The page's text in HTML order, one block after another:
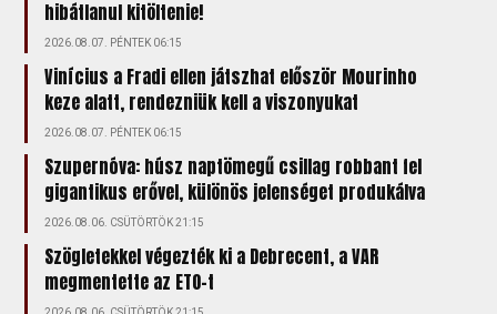
hibátlanul kitöltenie!
2026.08.07. PÉNTEK 06:15
Vinícius a Fradi ellen játszhat először Mourinho
keze alatt, rendezniük kell a viszonyukat
2026.08.07. PÉNTEK 06:15
Szupernóva: húsz naptömegű csillag robbant fel
gigantikus erővel, különös jelenséget produkálva
2026.08.06. CSÜTÖRTÖK 21:15
Szögletekkel végezték ki a Debrecent, a VAR
megmentette az ETO-t